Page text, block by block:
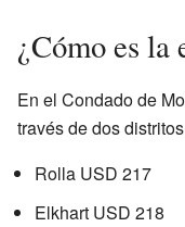
¿Cómo es la
En el Condado de
través de dos
Rolla USD 217
Elkhart USD 218